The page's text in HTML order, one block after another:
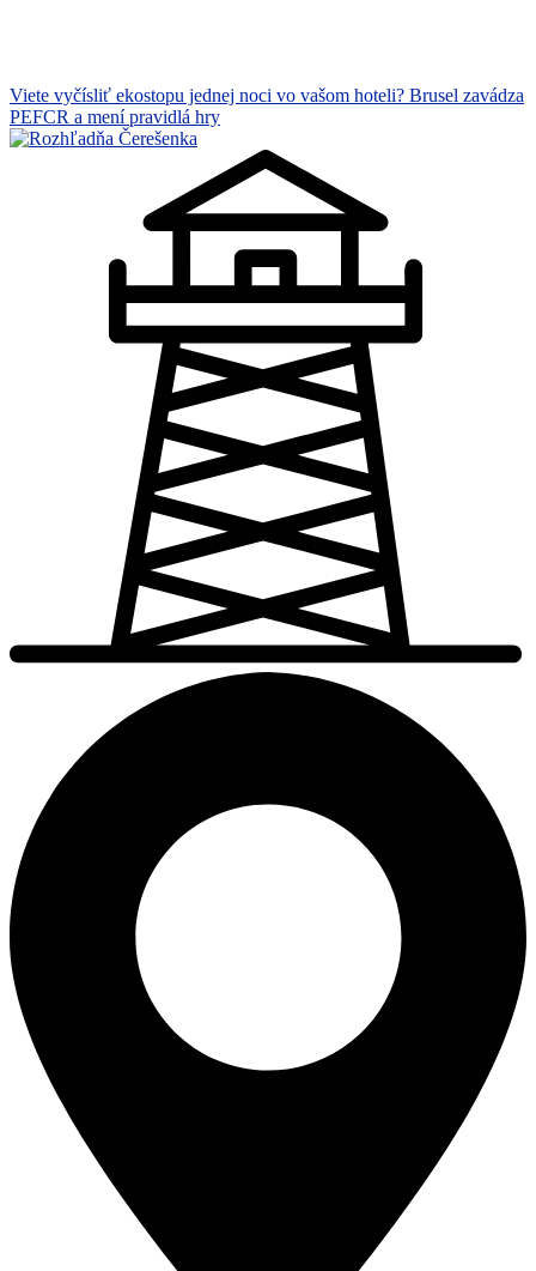
Viete vyčísliť ekostopu jednej noci vo vašom hoteli? Brusel zavádza
PEFCR a mení pravidlá hry